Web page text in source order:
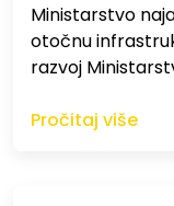
Ministarstvo
otočnu
razvoj
Pročitaj više